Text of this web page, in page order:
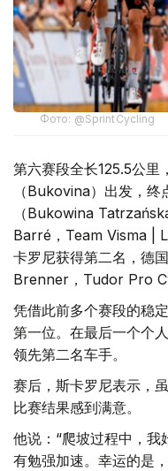
Фото: @SprintCycling
第六赛段全长125.5公里
（Bukovina）出发，
（Bukowina
Barré，Team Visma |
卡罗尼获得第二名，德
Brenner，Tudor Pro
凭借此前多个赛段的稳
第一位。在最后一个个
领先第二名车手。
赛后，斯卡罗尼表示，
比赛结果感到满意。
他说：“爬坡过程中，
有勉强加速。幸运的是